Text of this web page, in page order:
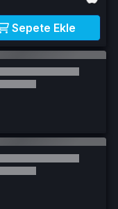
Sepete Ekle